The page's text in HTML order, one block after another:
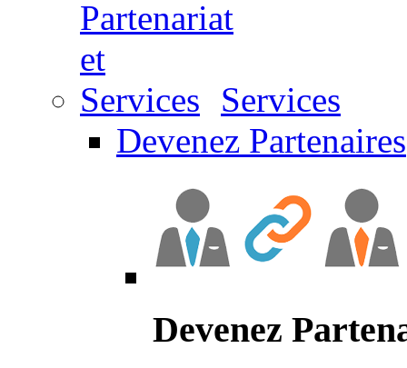
Services
Devenez Partenaires
Devenez